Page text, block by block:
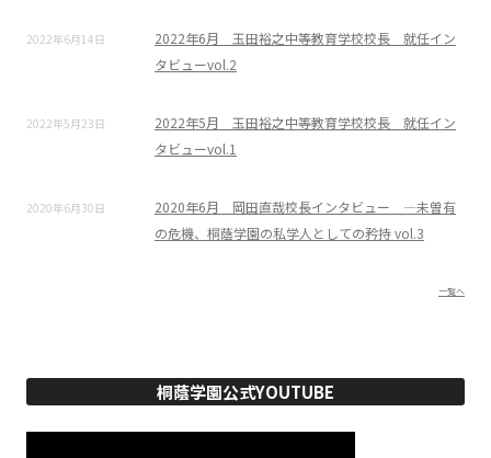
2022年6月14日
2022年6月 玉田裕之中等教育学校校長 就任イン
タビューvol.2
2022年5月23日
2022年5月 玉田裕之中等教育学校校長 就任イン
タビューvol.1
2020年6月30日
2020年6月 岡田直哉校長インタビュー ―未曽有
の危機、桐蔭学園の私学人としての矜持 vol.3
一覧へ
桐蔭学園公式YOUTUBE